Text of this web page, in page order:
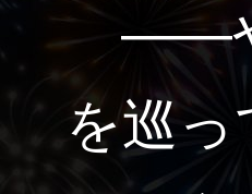
――や
を巡